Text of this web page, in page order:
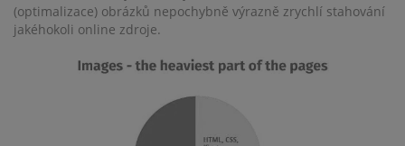
(optimalizace) obrázků nepochybně výrazně zrychlí stahování
jakéhokoli online zdroje.